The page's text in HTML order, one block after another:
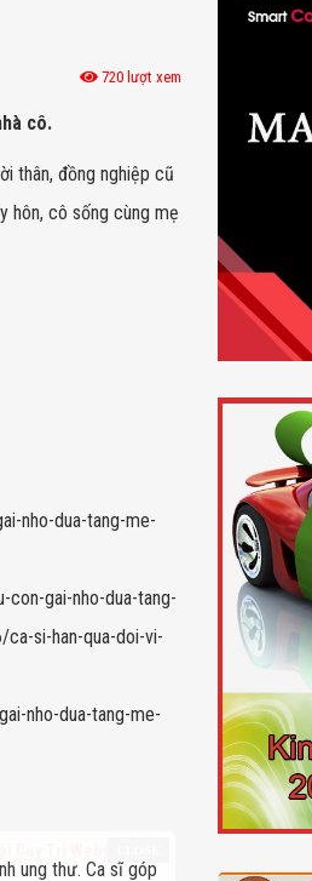
720 lượt xem
cô.
thân, đồng nghiệp cũ
hôn, cô sống cùng mẹ
nho-dua-tang-me-
gai-nho-dua-tang-
si-han-qua-doi-vi-
nho-dua-tang-me-
ung thư. Ca sĩ góp